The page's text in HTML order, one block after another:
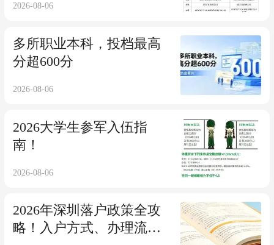
2026-08-06
多所职业本科，投档最高
分超600分
2026-08-06
2026大学生参军入伍指
南！
2026-08-06
2026年深圳落户政策全攻
略！入户方式、办理流